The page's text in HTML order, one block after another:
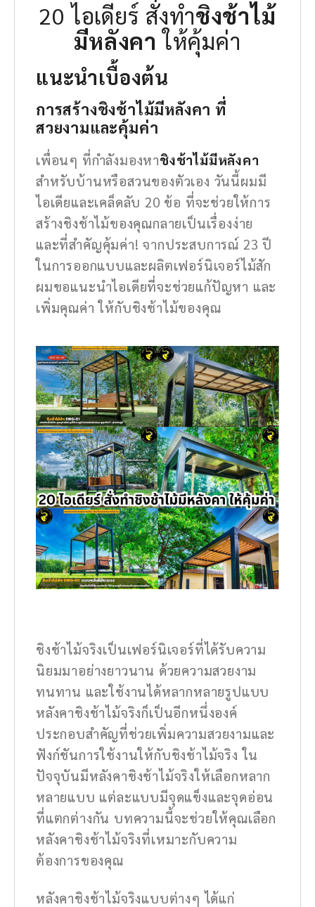
20 ไอเดียร์ สั่งทำชิงช้าไม้
มีหลังคา ให้คุ้มค่า
แนะนำเบื้องต้น
การสร้างชิงช้าไม้มีหลังคา ที่
สวยงามและคุ้มค่า
เพื่อนๆ ที่กำลังมองหาชิงช้าไม้มีหลังคา
สำหรับบ้านหรือสวนของตัวเอง วันนี้ผมมี
ไอเดียและเคล็ดลับ 20 ข้อ ที่จะช่วยให้การ
สร้างชิงช้าไม้ของคุณกลายเป็นเรื่องง่าย
และที่สำคัญคุ้มค่า! จากประสบการณ์ 23 ปี
ในการออกแบบและผลิตเฟอร์นิเจอร์ไม้สัก
ผมขอแนะนำไอเดียที่จะช่วยแก้ปัญหา และ
เพิ่มคุณค่า ให้กับชิงช้าไม้ของคุณ
ชิงช้าไม้จริงเป็นเฟอร์นิเจอร์ที่ได้รับความ
นิยมมาอย่างยาวนาน ด้วยความสวยงาม
ทนทาน และใช้งานได้หลากหลายรูปแบบ
หลังคาชิงช้าไม้จริงก็เป็นอีกหนึ่งองค์
ประกอบสำคัญที่ช่วยเพิ่มความสวยงามและ
ฟังก์ชันการใช้งานให้กับชิงช้าไม้จริง ใน
ปัจจุบันมีหลังคาชิงช้าไม้จริงให้เลือกหลาก
หลายแบบ แต่ละแบบมีจุดแข็งและจุดอ่อน
ที่แตกต่างกัน บทความนี้จะช่วยให้คุณเลือก
หลังคาชิงช้าไม้จริงที่เหมาะกับความ
ต้องการของคุณ
หลังคาชิงช้าไม้จริงแบบต่างๆ ได้แก่